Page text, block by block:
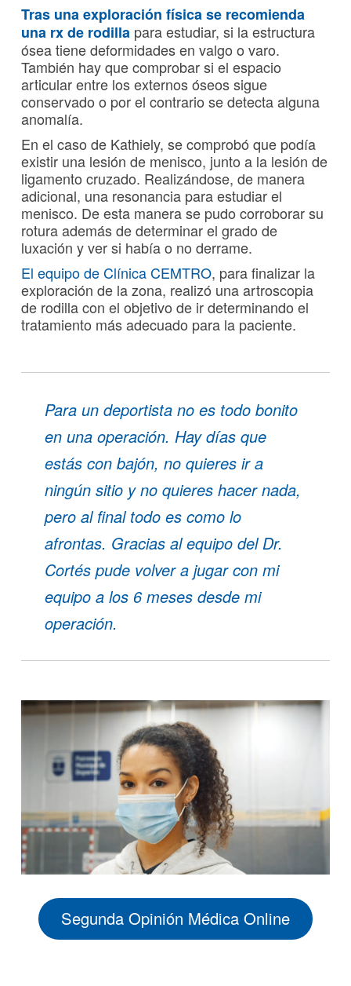
Tras una exploración física se recomienda
una rx de rodilla para estudiar, si la estructura
ósea tiene deformidades en valgo o varo.
También hay que comprobar si el espacio
articular entre los externos óseos sigue
conservado o por el contrario se detecta alguna
anomalía.
En el caso de Kathiely, se comprobó que podía
existir una lesión de menisco, junto a la lesión de
ligamento cruzado. Realizándose, de manera
adicional, una resonancia para estudiar el
menisco. De esta manera se pudo corroborar su
rotura además de determinar el grado de
luxación y ver si había o no derrame.
El equipo de Clínica CEMTRO, para finalizar la
exploración de la zona, realizó una artroscopia
de rodilla con el objetivo de ir determinando el
tratamiento más adecuado para la paciente.
Para un deportista no es todo bonito
en una operación. Hay días que
estás con bajón, no quieres ir a
ningún sitio y no quieres hacer nada,
pero al final todo es como lo
afrontas. Gracias al equipo del Dr.
Cortés pude volver a jugar con mi
equipo a los 6 meses desde mi
operación.
Segunda Opinión Médica Online